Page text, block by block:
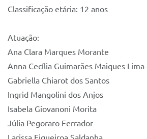
Classificação etária: 12 anos
Atuação:
Ana Clara Marques Morante
Anna Cecília Guimarães Maiques Lima
Gabriella Chiarot dos Santos
Ingrid Mangolini dos Anjos
Isabela Giovanoni Morita
Júlia Pegoraro Ferrador